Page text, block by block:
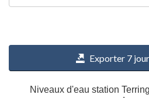
Exporter 7
Niveaux d'eau station